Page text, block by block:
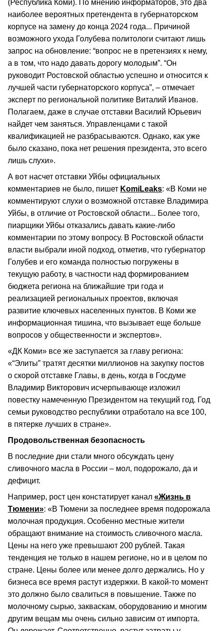
(Республика Коми). По мнению информаторов, это два
наиболее вероятных претендента в губернаторском
корпусе на замену до конца 2024 года... Причиной
возможного ухода Голубева политологи считают лишь
запрос на обновление: “вопрос не в претензиях к нему,
а в том, что надо давать дорогу молодым”. “Он
руководит Ростовской областью успешно и относится к
лучшей части губернаторского корпуса”, – отмечает
эксперт по региональной политике Виталий Иванов.
Полагаем, даже в случае отставки Василий Юрьевич
найдет чем заняться. Управленцами с такой
квалификацией не разбрасываются. Однако, как уже
было сказано, пока нет решения президента, это всего
лишь слухи».
А вот насчет отставки Уйбы официальных
комментариев не было, пишет KomiLeaks: «В Коми не
комментируют слухи о возможной отставке Владимира
Уйбы, в отличие от Ростовской области... Более того,
пиарщики Уйбы отказались давать какие-либо
комментарии по этому вопросу. В Ростовской области
власти выбрали иной подход, отметив, что губернатор
Голубев и его команда полностью погружены в
текущую работу, в частности над формированием
бюджета региона на ближайшие три года и
реализацией региональных проектов, включая
развитие ключевых населенных пунктов. В Коми же
информационная тишина, что вызывает еще больше
вопросов у общественности и экспертов».
«ДК Коми» все же заступается за главу региона:
«“Элиты” тратят десятки миллионов на закупку постов
о скорой отставке Главы, в день, когда в Госдуме
Владимир Викторович исчерпывающе изложил
повестку намеченную Президентом на текущий год. Год
семьи руководство республики отработало на все 100,
в пятерке лучших в стране».
Продовольственная безопасность
В последние дни стали много обсуждать цену
сливочного масла в России – мол, подорожало, да и
дефицит.
Например, рост цен констатирует канал «Жизнь в
Тюмени»: «В Тюмени за последнее время подорожала
молочная продукция. Особенно местные жители
обращают внимание на стоимость сливочного масла.
Цены на него уже превышают 200 рублей. Такая
тенденция не только в нашем регионе, но и в целом по
стране. Цены более или менее долго держались. Но у
бизнеса все время растут издержки. В какой-то момент
это должно было свалиться в повышение. Также по
молочному сырью, закваскам, оборудованию и многим
другим вещам мы очень сильно зависим от импорта.